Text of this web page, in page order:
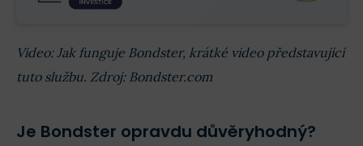
Video: Jak funguje Bondster, krátké video představující
tuto službu. Zdroj: Bondster.com
Je Bondster opravdu důvěryhodný?